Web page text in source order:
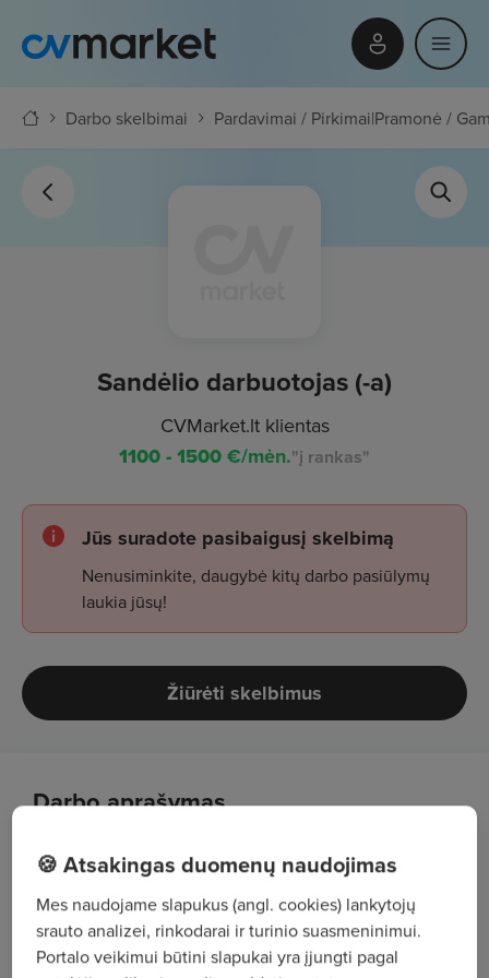
Darbo skelbimai Pardavimai / Pirkimai|Pramonė /
Sandėlio darbuotojas (-a)
CVMarket.lt klientas
1100 - 1500€/mėn."į rankas"
Jūs suradote pasibaigusį skelbimą
Nenusiminkite, daugybė kitų darbo pasiūlymų
laukia jūsų!
Žiūrėti skelbimus
Darbo aprašymas
Prekių atrinkimas pagal užsakymus;
Siuntų ruošimas;
Pakavimo, krovimo darbai;
🍪 Atsakingas duomenų naudojimas
Mes naudojame slapukus (angl. cookies) lankytojų
srauto analizei, rinkodarai ir turinio suasmeninimui.
Portalo veikimui būtini slapukai yra įjungti pagal